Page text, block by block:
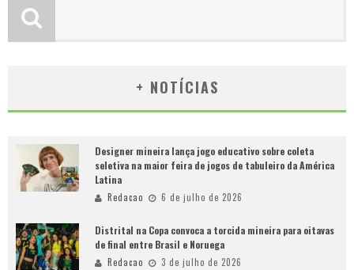
+ NOTÍCIAS
Designer mineira lança jogo educativo sobre coleta
seletiva na maior feira de jogos de tabuleiro da América
Latina
Redacao 6 de julho de 2026
Distrital na Copa convoca a torcida mineira para oitavas
de final entre Brasil e Noruega
Redacao 3 de julho de 2026